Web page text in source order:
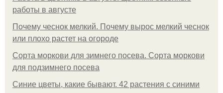
работы в августе
Почему чеснок мелкий. Почему вырос мелкий чеснок
или плохо растет на огороде
Сорта моркови для зимнего посева. Сорта моркови
для подзимнего посева
Синие цветы, какие бывают. 42 растения с синими